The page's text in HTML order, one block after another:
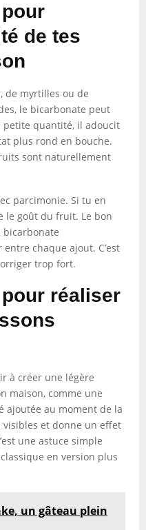
de tes
de myrtilles ou de
le bicarbonate peut
quantité, il adoucit
plus rond en bouche.
sont naturellement
parcimonie. Si tu en
le goût du fruit. Le bon
bicarbonate
chaque ajout. C’est
trop fort.
réaliser
à créer une légère
maison, comme une
ajoutée au moment de la
et donne un effet
une astuce simple
en version plus
un gâteau plein